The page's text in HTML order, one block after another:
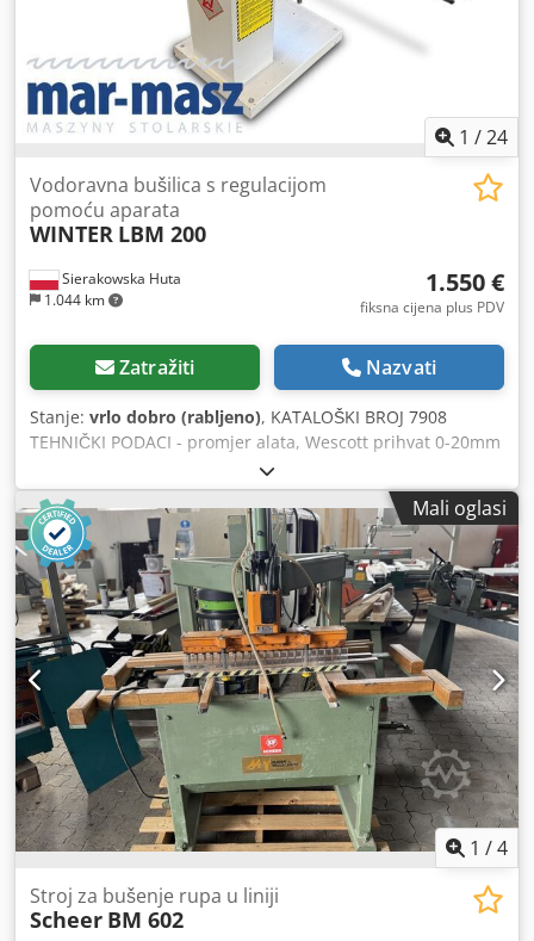
1 /24
Sierakowska Huta
1.044 km
Vodoravna bušilica s regulacijom
pomoću aparata
WINTER LBM 200
1.550 €
fiksna cijena plus PDV
Zatražiti Nazvati
Stanje: vrlo dobro (rabljeno), KATALOŠKI BROJ 7908
TEHNIČKI PODACI - promjer alata, Wescott prihvat 0-20mm
- maksimalna dubina rupa 155mm - maksimalna duljina
glodanja 250mm - podešavanje bušilnog uređaja
naprijed/natrag, desno/lijevo + kut - podešavanje stola
gore/dolje - kut zakretanja stola 0-45˚ - dimenzije radnog
stola 600x320mm - četverostruka glava 16-22-25-32mm -
pritisni držači materijala 2 kom Cjdpfxozr I H Tj Aqtorf -
snaga motora 2,2kW - dimenzije d/š/v 1050x800x1250mm -
težina 200kg PREDNOSTI – njemačka proizvodnja – vrlo
dobro stanje – ekscentrične stege, 2 kom – nije ponovno
bojana – rabljena bušilica Neto cijena: 6.500 PLN Neto
cijena: 1.550 EUR (ovisno o tečaju 4,2 EUR) (Cijene se mogu
mijenjati ovisno o većim kolebanjima tečaja)
Mali oglasi
1 /4
Stroj za bušenje rupa u liniji
Scheer BM 602